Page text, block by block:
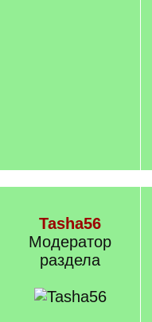
Tasha56
Модератор
раздела